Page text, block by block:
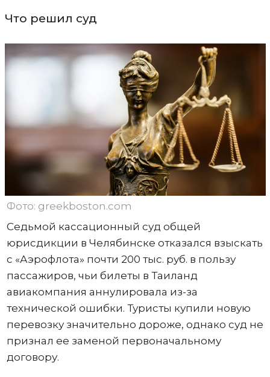
Что решил суд
Фото: greekboston.com
Седьмой кассационный суд общей
юрисдикции в Челябинске отказался взыскать
с «Аэрофлота» почти 200 тыс. руб. в пользу
пассажиров, чьи билеты в Таиланд
авиакомпания аннулировала из-за
технической ошибки. Туристы купили новую
перевозку значительно дороже, однако суд не
признал ее заменой первоначальному
договору.